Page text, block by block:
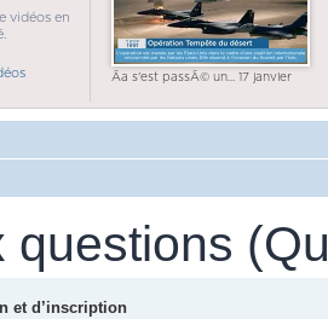
vidéos en
Ãa s'est passÃ© un... 17 janvier
questions
et d’inscription